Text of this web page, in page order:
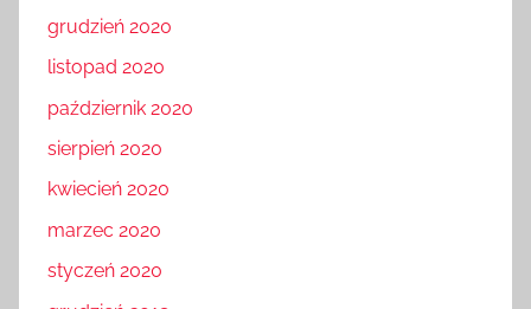
grudzień 2020
listopad 2020
październik 2020
sierpień 2020
kwiecień 2020
marzec 2020
styczeń 2020